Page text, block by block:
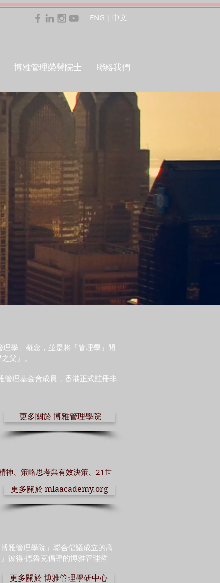
ENG | 中文
博雅管理榮譽院士 聯絡我們
學」概念，並是將「管理學」開
父」。
管理基金會成員，香港正式註冊非
更多關於 博雅管理學院
神、策略思考與有效決策、21世
更多關於 mlaacademy.org
雅管理學院」聯合倡議成立的高
彼得‧德魯克倡導的博雅管理哲
更多關於 博雅管理學研中心